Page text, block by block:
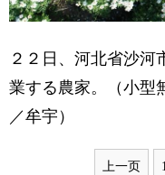
２２日、河北省沙河
業する農家。（小型
／牟宇）
上一页